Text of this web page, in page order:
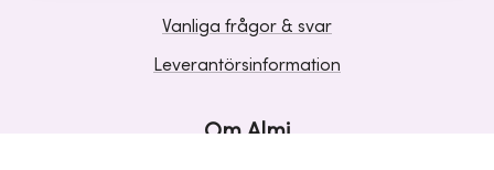
Vanliga frågor & svar
Leverantörsinformation
Om Almi